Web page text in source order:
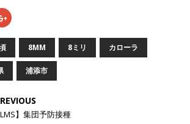
ク
リ
ク
G
g
e
+
で
共
8MM 8ミリ カローラ
浦添市
】集団予防接種